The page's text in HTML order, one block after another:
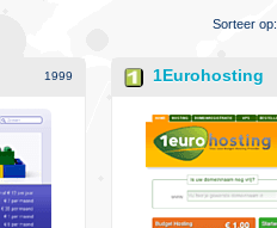
Sorteer op:
1999 1Eurohosting